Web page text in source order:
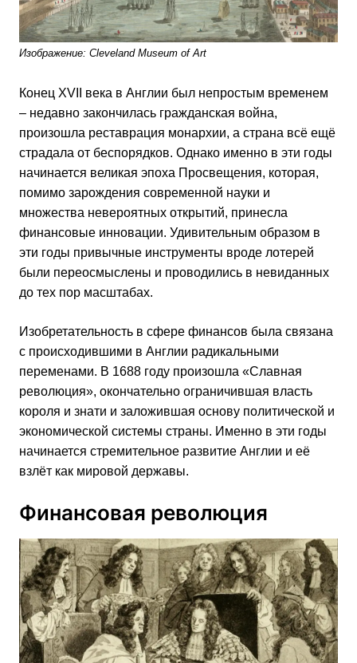
Изображение: Cleveland Museum of Art
Конец XVII века в Англии был непростым временем
– недавно закончилась гражданская война,
произошла реставрация монархии, а страна всё ещё
страдала от беспорядков. Однако именно в эти годы
начинается великая эпоха Просвещения, которая,
помимо зарождения современной науки и
множества невероятных открытий, принесла
финансовые инновации. Удивительным образом в
эти годы привычные инструменты вроде лотерей
были переосмыслены и проводились в невиданных
до тех пор масштабах.
Изобретательность в сфере финансов была связана
с происходившими в Англии радикальными
переменами. В 1688 году произошла «Славная
революция», окончательно ограничившая власть
короля и знати и заложившая основу политической и
экономической системы страны. Именно в эти годы
начинается стремительное развитие Англии и её
взлёт как мировой державы.
Финансовая революция